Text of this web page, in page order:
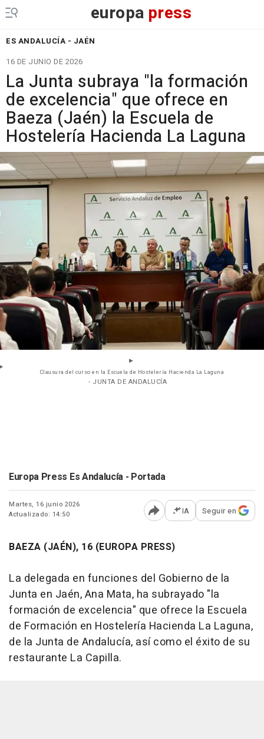
europa press
ES ANDALUCÍA - JAÉN
16 DE JUNIO DE 2026
La Junta subraya "la formación
de excelencia" que ofrece en
Baeza (Jaén) la Escuela de
Hostelería Hacienda La Laguna
Clausura del curso en la Escuela de Hostelería Hacienda La Laguna
- JUNTA DE ANDALUCÍA
Europa Press Es Andalucía - Portada
Martes, 16 junio 2026
Actualizado: 14:50
Abrir opciones para
IA Seguir en
BAEZA (JAÉN), 16 (EUROPA PRESS)
La delegada en funciones del Gobierno de la
Junta en Jaén, Ana Mata, ha subrayado "la
formación de excelencia" que ofrece la Escuela
de Formación en Hostelería Hacienda La Laguna,
de la Junta de Andalucía, así como el éxito de su
restaurante La Capilla.